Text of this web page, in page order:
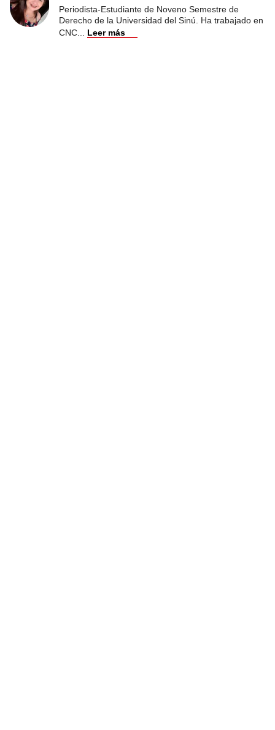
Periodista-Estudiante de Noveno Semestre de
Derecho de la Universidad del Sinú. Ha trabajado en
CNC
Leer más